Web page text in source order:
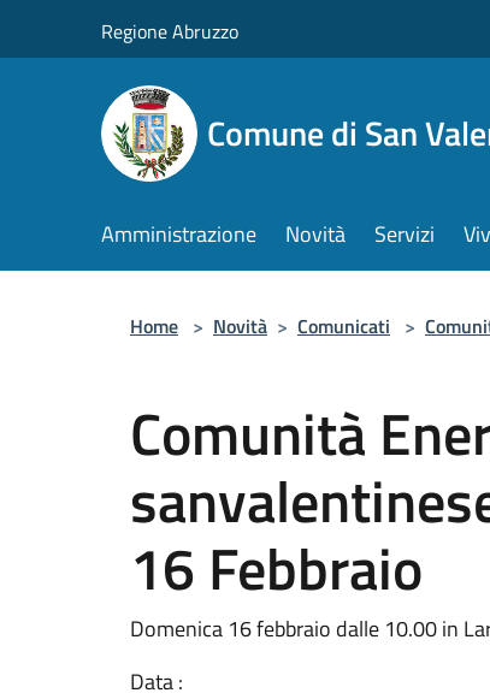
Regione Abruzzo
Comune di San
Amministrazione Novità Servizi
Home > Novità > Comunicati >
Comunità
16 Febbraio
Domenica 16 febbraio dalle 10.00 in
Data :